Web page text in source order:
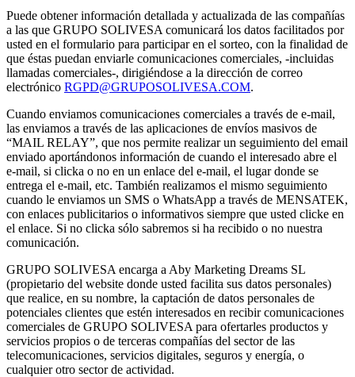
Puede obtener información detallada y actualizada de las compañías
a las que GRUPO SOLIVESA comunicará los datos facilitados por
usted en el formulario para participar en el sorteo, con la finalidad de
que éstas puedan enviarle comunicaciones comerciales, -incluidas
llamadas comerciales-, dirigiéndose a la dirección de correo
electrónico RGPD@GRUPOSOLIVESA.COM.
Cuando enviamos comunicaciones comerciales a través de e-mail,
las enviamos a través de las aplicaciones de envíos masivos de
“MAIL RELAY”, que nos permite realizar un seguimiento del email
enviado aportándonos información de cuando el interesado abre el
e-mail, si clicka o no en un enlace del e-mail, el lugar donde se
entrega el e-mail, etc. También realizamos el mismo seguimiento
cuando le enviamos un SMS o WhatsApp a través de MENSATEK,
con enlaces publicitarios o informativos siempre que usted clicke en
el enlace. Si no clicka sólo sabremos si ha recibido o no nuestra
comunicación.
GRUPO SOLIVESA encarga a Aby Marketing Dreams SL
(propietario del website donde usted facilita sus datos personales)
que realice, en su nombre, la captación de datos personales de
potenciales clientes que estén interesados en recibir comunicaciones
comerciales de GRUPO SOLIVESA para ofertarles productos y
servicios propios o de terceras compañías del sector de las
telecomunicaciones, servicios digitales, seguros y energía, o
cualquier otro sector de actividad.